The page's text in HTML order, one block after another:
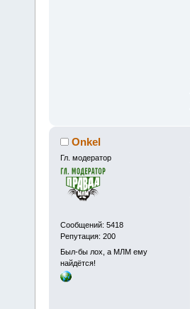
Onkel
Гл. модератор
Сообщений: 5418
Репутация: 200
Был-бы лох, а МЛМ ему
найдётся!